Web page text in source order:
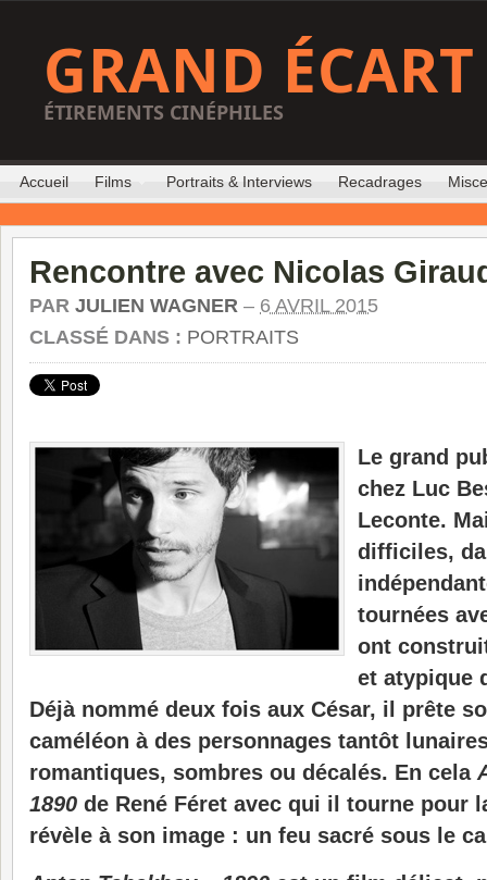
GRAND ÉCART
ÉTIREMENTS CINÉPHILES
Accueil Films Portraits & Interviews Recadrages
Rencontre avec Nicolas
PAR JULIEN WAGNER – 6 AVRIL 2015
CLASSÉ DANS : PORTRAITS
Le grand
chez Luc
Leconte.
difficiles,
tournées
ont
et atypique
Déjà nommé deux fois aux César, il prête
caméléon à des personnages tantôt
romantiques, sombres ou décalés. En cela
1890 de René Féret avec qui il tourne pour
révèle à son image : un feu sacré sous le